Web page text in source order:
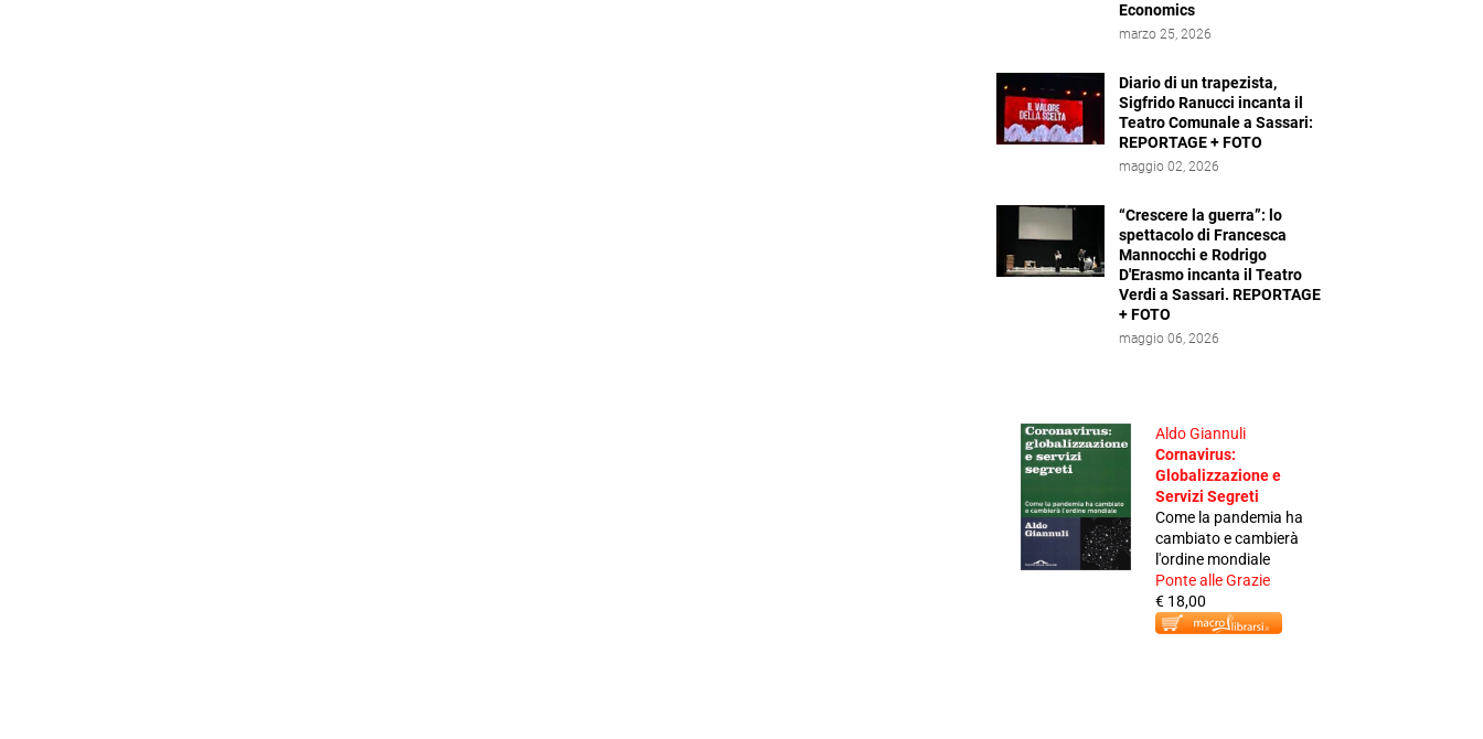
Economics
marzo 25, 2026
Diario di un trapezista,
Sigfrido Ranucci incanta il
Teatro Comunale a Sassari:
REPORTAGE + FOTO
maggio 02, 2026
“Crescere la guerra”: lo
spettacolo di Francesca
Mannocchi e Rodrigo
D'Erasmo incanta il Teatro
Verdi a Sassari. REPORTAGE
+ FOTO
maggio 06, 2026
Aldo Giannuli
Cornavirus:
Globalizzazione e
Servizi Segreti
Come la pandemia ha
cambiato e cambierà
l'ordine mondiale
Ponte alle Grazie
€ 18,00